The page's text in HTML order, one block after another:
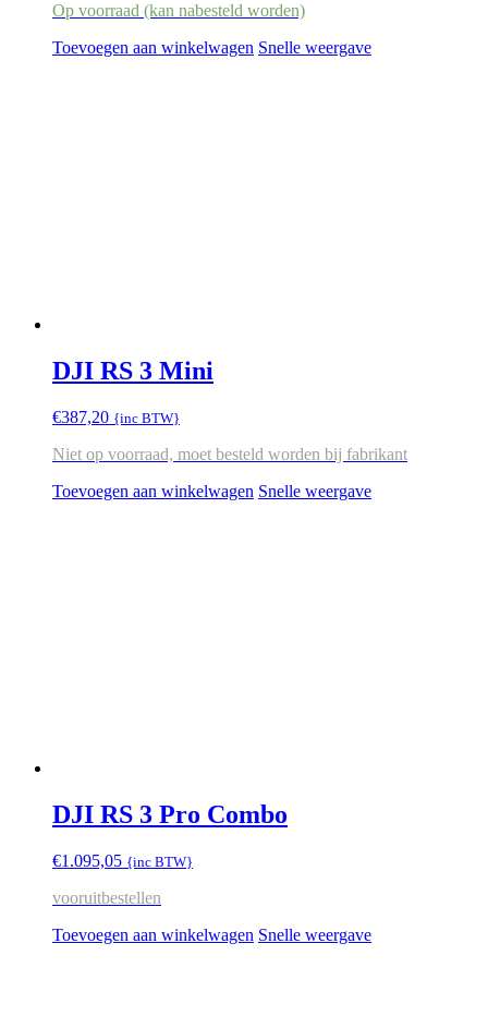
Op voorraad (kan nabesteld worden)
Toevoegen aan winkelwagen Snelle weergave
DJI RS 3 Mini
€387,20 {inc BTW}
Niet op voorraad, moet besteld worden bij fabrikant
Toevoegen aan winkelwagen Snelle weergave
DJI RS 3 Pro Combo
€1.095,05 {inc BTW}
vooruitbestellen
Toevoegen aan winkelwagen Snelle weergave